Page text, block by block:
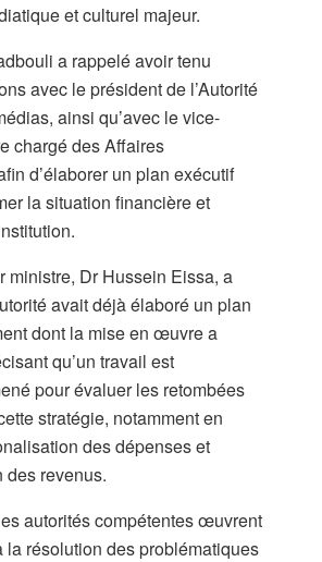
et culturel majeur.
a rappelé avoir tenu
avec le président de l’Autorité
ainsi qu’avec le vice-
chargé des Affaires
d’élaborer un plan exécutif
la situation financière et
ministre, Dr Hussein Eissa, a
avait déjà élaboré un plan
dont la mise en œuvre a
qu’un travail est
pour évaluer les retombées
stratégie, notamment en
des dépenses et
des revenus.
autorités compétentes œuvrent
la résolution des problématiques